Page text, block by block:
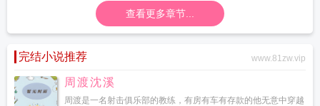
查看更多章节...
完结小说推荐 www.81zw.vip
周渡沈溪
周渡是一名射击俱乐部的教练，有房有车有存款的他无意中穿越